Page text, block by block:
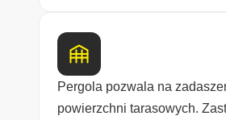
Pergola pozwala na
powierzchni tarasowych.